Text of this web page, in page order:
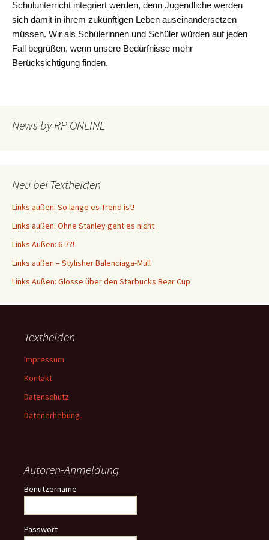
Schulunterricht integriert werden, denn Jugendliche werden
sich damit in ihrem zukünftigen Leben auseinandersetzen
müssen. Wir als Schülerinnen und Schüler würden auf jeden
Fall begrüßen, wenn unsere Bedürfnisse mehr
Berücksichtigung finden.
News by RP ONLINE
Neu bei Texthelden
Links außen: So lange es Trend ist!
Links außen: Ohne Stanley geht es nicht
Links Außen: 6-7?!
Links außen – Stylisher Balenciaga-Müll
Links Außen: Glosse über den Starbucks Bear Cup
Texthelden
Impressum
Kontakt
Datenschutz
Datenerhebung
Autoren-Anmeldung
Benutzername
Passwort